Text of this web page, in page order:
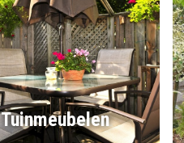
Tuinmeubelen